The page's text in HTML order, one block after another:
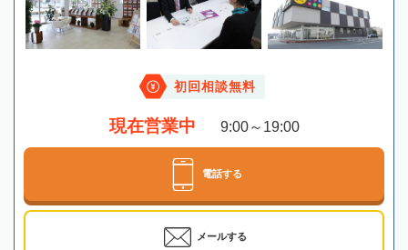
初回相談無料
現在営業中 9:00～19:00
電話する
メールする